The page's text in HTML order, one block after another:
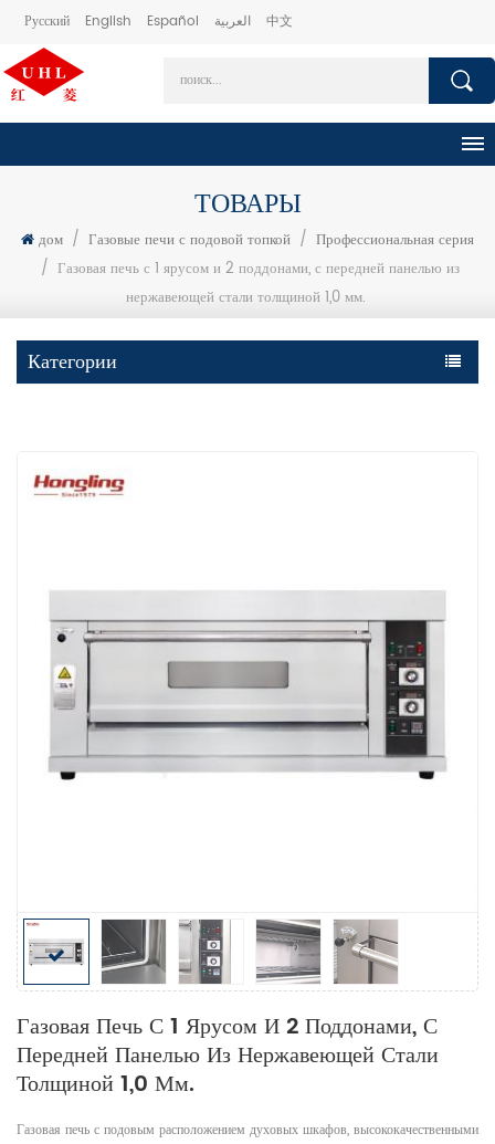
Русский English Español العربية 中文
ТОВАРЫ
дом / Газовые печи с подовой топкой / Профессиональная серия
/ Газовая печь с 1 ярусом и 2 поддонами, с передней панелью из
нержавеющей стали толщиной 1,0 мм.
Категории
Газовая Печь С 1 Ярусом И 2 Поддонами, С
Передней Панелью Из Нержавеющей Стали
Толщиной 1,0 Мм.
Газовая печь с подовым расположением духовых шкафов, высококачественными